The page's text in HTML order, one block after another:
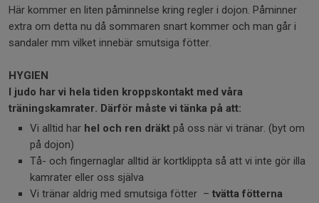
Här kommer en liten påminnelse kring regler i dojon. Påminner
extra om detta nu då sommaren snart kommer och man går i
sandaler mm vilket innebär smutsiga fötter.
HYGIEN
I judo har vi hela tiden kroppskontakt med våra
träningskamrater. Därför måste vi tänka på att:
Vi alltid har hel och ren dräkt på oss när vi tränar. (byt om
på dojon)
Tå- och fingernaglar alltid är kortklippta så att vi inte gör illa
kamrater eller oss själva
Vi tränar aldrig med smutsiga fötter – tvätta fötterna